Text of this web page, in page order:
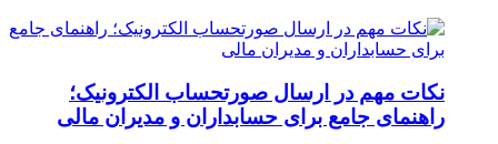
نکات مهم در ارسال صورتحساب الکترونیک؛
راهنمای جامع برای حسابداران و مدیران مالی